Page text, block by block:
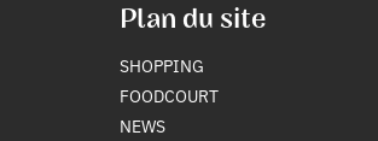
Plan du site
SHOPPING
FOODCOURT
NEWS